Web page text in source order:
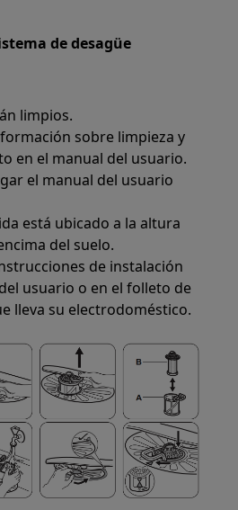
de desagüe
limpios.
sobre limpieza y
en el manual del usuario.
el manual del usuario
está ubicado a la altura
del suelo.
de instalación
usuario o en el folleto de
lleva su electrodoméstico.